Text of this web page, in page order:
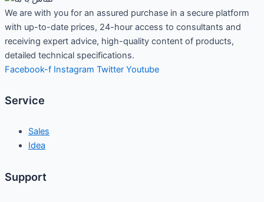
We are with you for an assured purchase in a secure platform
with up-to-date prices, 24-hour access to consultants and
receiving expert advice, high-quality content of products,
detailed technical specifications.
Facebook-f Instagram Twitter Youtube
Service
Sales
Idea
Support